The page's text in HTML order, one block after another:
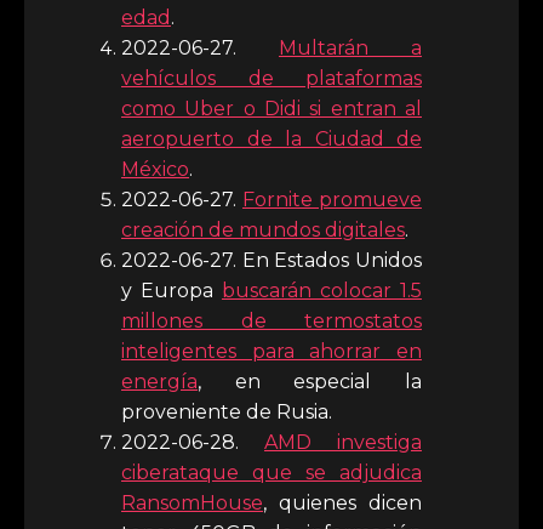
edad .
2022-06-27. Multarán a
vehículos de plataformas
como Uber o Didi si entran al
aeropuerto de la Ciudad de
México.
2022-06-27. Fornite promueve
creación de mundos digitales.
2022-06-27. En Estados Unidos
y Europa buscarán colocar 1.5
millones de termostatos
inteligentes para ahorrar en
energía, en especial la
proveniente de Rusia.
2022-06-28. AMD investiga
ciberataque que se adjudica
RansomHouse, quienes dicen